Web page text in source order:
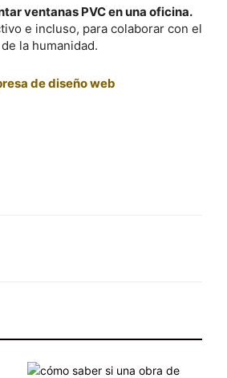
ventanas PVC en una oficina.
e incluso, para colaborar con el
la humanidad.
de diseño web